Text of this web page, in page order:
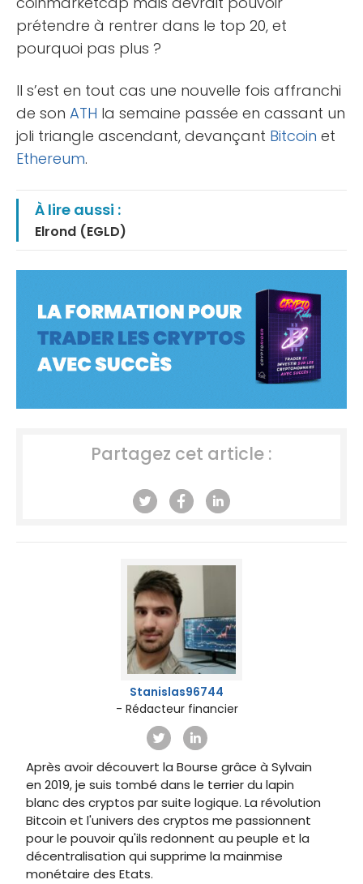
prétendre à rentrer dans le top 20, et
pourquoi pas plus ?
Il s’est en tout cas une nouvelle fois affranchi
de son ATH la semaine passée en cassant un
joli triangle ascendant, devançant Bitcoin et
Ethereum.
À lire aussi :
Elrond (EGLD)
Partagez cet article :
Stanislas96744
- Rédacteur financier
Après avoir découvert la Bourse grâce à Sylvain
en 2019, je suis tombé dans le terrier du lapin
blanc des cryptos par suite logique. La révolution
Bitcoin et l'univers des cryptos me passionnent
pour le pouvoir qu'ils redonnent au peuple et la
décentralisation qui supprime la mainmise
monétaire des Etats.